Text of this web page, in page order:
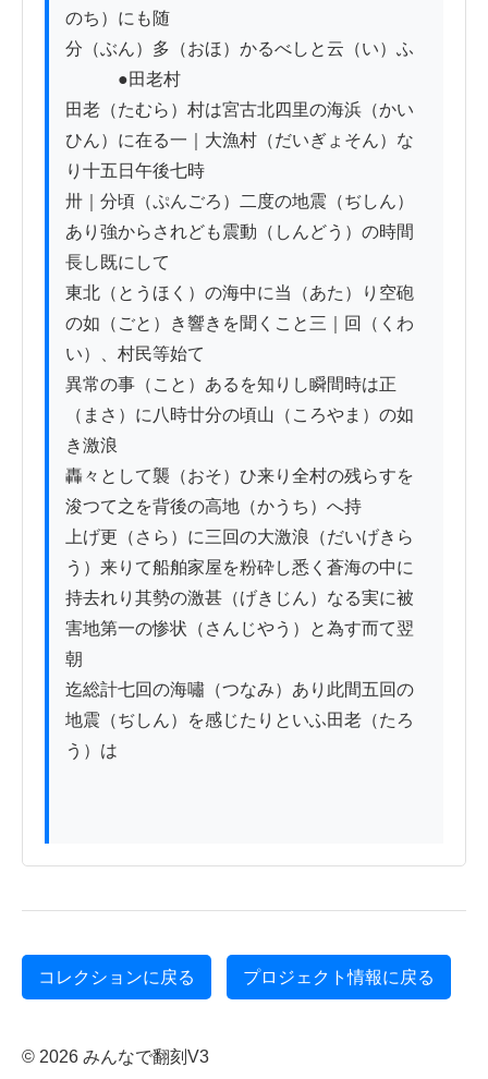
のち）にも随
分（ぶん）多（おほ）かるべしと云（い）ふ
●田老村
田老（たむら）村は宮古北四里の海浜（かい
ひん）に在る一｜大漁村（だいぎょそん）な
り十五日午後七時
卅｜分頃（ぷんごろ）二度の地震（ぢしん）
あり強からされども震動（しんどう）の時間
長し既にして
東北（とうほく）の海中に当（あた）り空砲
の如（ごと）き響きを聞くこと三｜回（くわ
い）、村民等始て
異常の事（こと）あるを知りし瞬間時は正
（まさ）に八時廿分の頃山（ころやま）の如
き激浪
轟々として襲（おそ）ひ来り全村の残らすを
浚つて之を背後の高地（かうち）へ持
上げ更（さら）に三回の大激浪（だいげきら
う）来りて船舶家屋を粉砕し悉く蒼海の中に
持去れり其勢の激甚（げきじん）なる実に被
害地第一の惨状（さんじやう）と為す而て翌
朝
迄総計七回の海嘯（つなみ）あり此間五回の
地震（ぢしん）を感じたりといふ田老（たろ
う）は
コレクションに戻る プロジェクト情報に戻る
© 2026 みんなで翻刻V3